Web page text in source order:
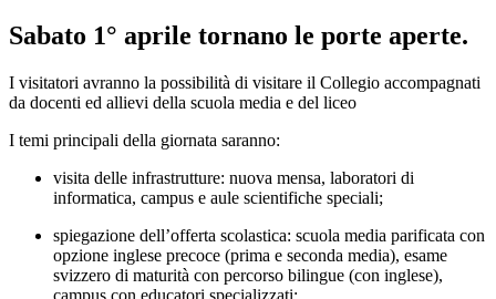
Sabato 1° aprile tornano le porte aperte.
I visitatori avranno la possibilità di visitare il Collegio accompagnati
da docenti ed allievi della scuola media e del liceo
I temi principali della giornata saranno:
visita delle infrastrutture: nuova mensa, laboratori di
informatica, campus e aule scientifiche speciali;
spiegazione dell’offerta scolastica: scuola media parificata con
opzione inglese precoce (prima e seconda media), esame
svizzero di maturità con percorso bilingue (con inglese),